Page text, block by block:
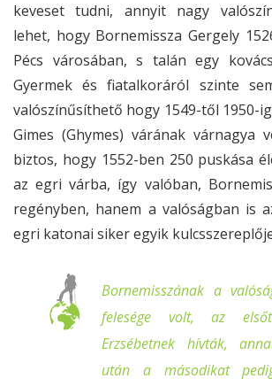
keveset tudni, annyit nagy
lehet, hogy Bornemissza Gergely
Pécs városában, s talán egy
Gyermek és fiatalkoráról szinte
valószínűsíthető hogy 1549-től 1950-
Gimes (Ghymes) várának várnagya
biztos, hogy 1552-ben 250 puskása
az egri várba, így valóban,
regényben, hanem a valóságban is
egri katonai siker egyik
Bornemisszának a
felesége volt, az
Erzsébetnek hívták,
után a másodikat